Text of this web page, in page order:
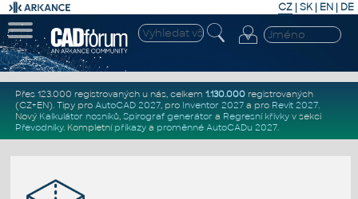
CZ | SK| EN | DE
Přes 123.000 registrovaných u nás, celkem 1.130.000registrovaných
(CZ+EN). Tipy pro AutoCAD 2027, pro Inventor 2027a pro Revit 2027.
Nový Kalkulátor nosníků, Spirograf generátor a Regresní křivkyv sekci
Převodníky. Kompletní příkazya proměnné AutoCADu 2027.